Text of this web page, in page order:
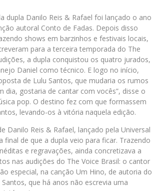
dupla Danilo Reis & Rafael foi lançado o ano
autoral Conto de Fadas. Depois disso
shows em barzinhos e festivais locais,
para a terceira temporada do The
a dupla conquistou os quatro jurados,
Daniel como técnico. E logo no início,
de Lulu Santos, que mudaria os rumos
dia, gostaria de cantar com vocês”, disse o
pop. O destino fez com que formassem
levando-os à vitória naquela edição.
Danilo Reis & Rafael, lançado pela Universal
final de que a dupla veio para ficar. Trazendo
e regravações, ainda concretizava a
nas audições do The Voice Brasil: o cantor
especial, na canção Um Hino, de autoria do
que há anos não escrevia uma